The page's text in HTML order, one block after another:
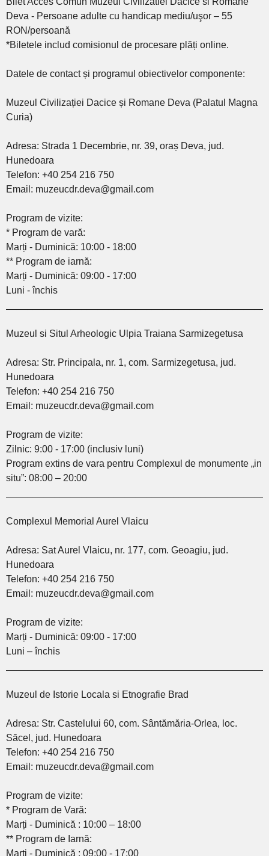
Deva - Persoane adulte cu handicap mediu/uşor – 55
RON/persoană
*Biletele includ comisionul de procesare plăți online.
Datele de contact și programul obiectivelor componente:
Muzeul Civilizației Dacice și Romane Deva (Palatul Magna
Curia)
Adresa: Strada 1 Decembrie, nr. 39, oraș Deva, jud.
Hunedoara
Telefon: +40 254 216 750
Email: muzeucdr.deva@gmail.com
Program de vizite:
* Program de vară:
Marți - Duminică: 10:00 - 18:00
** Program de iarnă:
Marți - Duminică: 09:00 - 17:00
Luni - închis
Muzeul si Situl Arheologic Ulpia Traiana Sarmizegetusa
Adresa: Str. Principala, nr. 1, com. Sarmizegetusa, jud.
Hunedoara
Telefon: +40 254 216 750
Email: muzeucdr.deva@gmail.com
Program de vizite:
Zilnic: 9:00 - 17:00 (inclusiv luni)
Program extins de vara pentru Complexul de monumente „in
situ”: 08:00 – 20:00
Complexul Memorial Aurel Vlaicu
Adresa: Sat Aurel Vlaicu, nr. 177, com. Geoagiu, jud.
Hunedoara
Telefon: +40 254 216 750
Email: muzeucdr.deva@gmail.com
Program de vizite:
Marți - Duminică: 09:00 - 17:00
Luni – închis
Muzeul de Istorie Locala si Etnografie Brad
Adresa: Str. Castelului 60, com. Sântămăria-Orlea, loc.
Săcel, jud. Hunedoara
Telefon: +40 254 216 750
Email: muzeucdr.deva@gmail.com
Program de vizite:
* Program de Vară:
Marți - Duminică : 10:00 – 18:00
** Program de Iarnă:
Marți - Duminică : 09:00 - 17:00